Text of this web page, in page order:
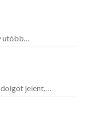
utóbb…
dolgot jelent,…